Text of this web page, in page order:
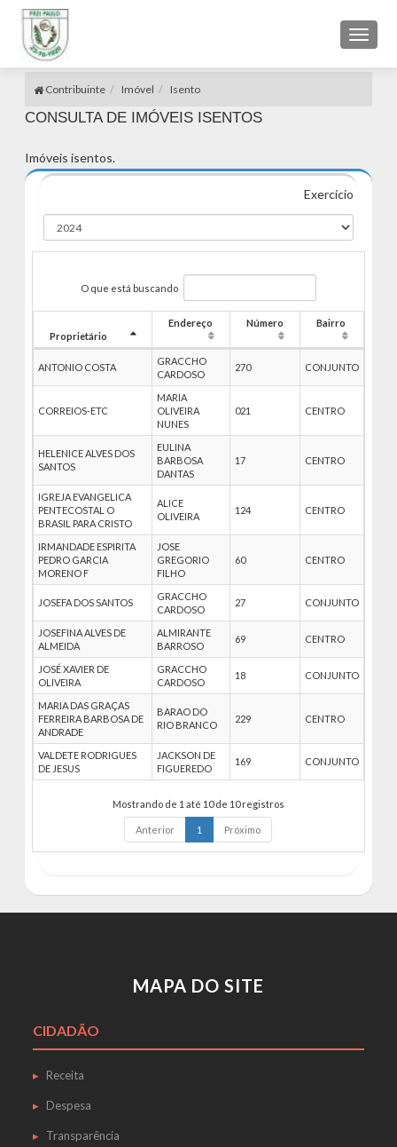
Toggle
Contribuinte Imóvel Isento
CONSULTA DE IMÓVEIS ISENTOS
Imóveis isentos.
Exercício
O que está buscando
Proprietário
Endereço Número Bairro
ANTONIO COSTA
GRACCHO
CARDOSO
270 CONJUNTO
CORREIOS-ETC
MARIA
OLIVEIRA
NUNES
021 CENTRO
HELENICE ALVES DOS
SANTOS
EULINA
BARBOSA
DANTAS
17 CENTRO
IGREJA EVANGELICA
PENTECOSTAL O
BRASIL PARA CRISTO
ALICE
OLIVEIRA
124 CENTRO
IRMANDADE ESPIRITA
PEDRO GARCIA
MORENO F
JOSE
GREGORIO
FILHO
60 CENTRO
JOSEFA DOS SANTOS
GRACCHO
CARDOSO
27 CONJUNTO
JOSEFINA ALVES DE
ALMEIDA
ALMIRANTE
BARROSO
69 CENTRO
JOSÉ XAVIER DE
OLIVEIRA
GRACCHO
CARDOSO
18 CONJUNTO
MARIA DAS GRAÇAS
FERREIRA BARBOSA DE
ANDRADE
BARAO DO
RIO BRANCO
229 CENTRO
VALDETE RODRIGUES
DE JESUS
JACKSON DE
FIGUEREDO
169 CONJUNTO
Mostrando de 1 até 10 de 10 registros
Anterior 1 Próximo
MAPA DO SITE
CIDADÃO
Receita
Despesa
Transparência